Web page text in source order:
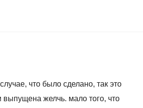
что было сделано, так это
желчь. мало того, что